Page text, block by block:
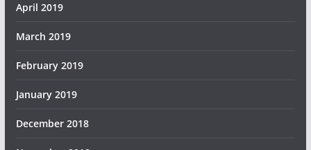
April 2019
March 2019
February 2019
January 2019
December 2018